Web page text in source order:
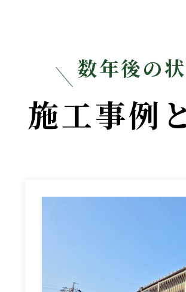
数年後の
施工事例